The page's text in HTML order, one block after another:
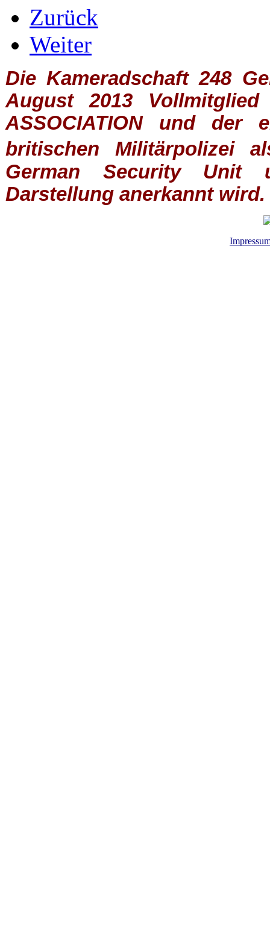
Zurück
Weiter
Die Kameradschaft 248
August 2013
ASSOCIATIONund der
britischen
Militärpolizei
German Security Unit
Darstellung anerkannt wird.